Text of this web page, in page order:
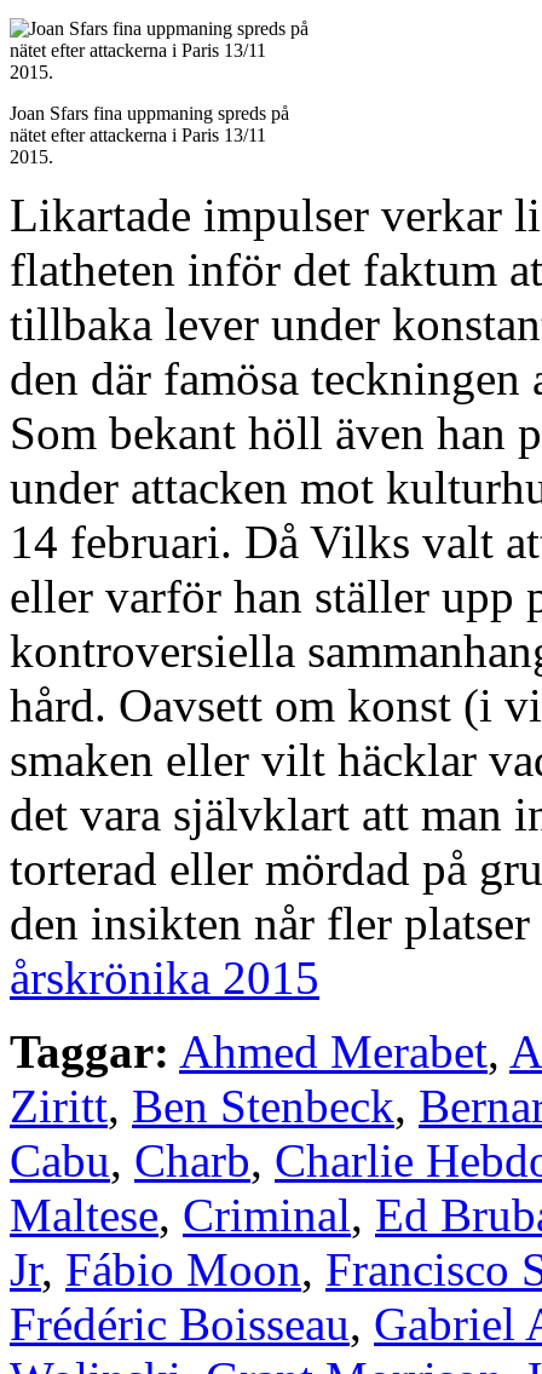
Joan Sfars fina uppmaning spreds på
nätet efter attackerna i Paris 13/11
2015.
Likartade impulser verkar
flatheten inför det faktum
tillbaka lever under
den där famösa
Som bekant höll även han
under attacken mot
14 februari. Då Vilks valt
eller varför han ställer upp
kontroversiella
hård. Oavsett om konst (i
smaken eller vilt häcklar
det vara självklart att man
torterad eller mördad på
den insikten når fler
årskrönika 2015
Taggar: Ahmed Merabet,
Ziritt, Ben Stenbeck,
Cabu, Charb, Charlie
Maltese, Criminal, Ed
Jr, Fábio Moon, Francisco
Frédéric Boisseau, Gabriel